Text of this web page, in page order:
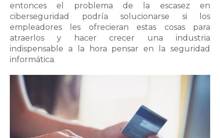
entonces el problema de la escasez en
ciberseguridad podría solucionarse si los
empleadores les ofrecieran estas cosas para
atraerlos y hacer crecer una industria
indispensable a la hora pensar en la seguridad
informática.